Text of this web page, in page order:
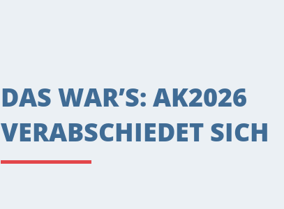
DAS WAR’S: AK2026
VERABSCHIEDET SICH